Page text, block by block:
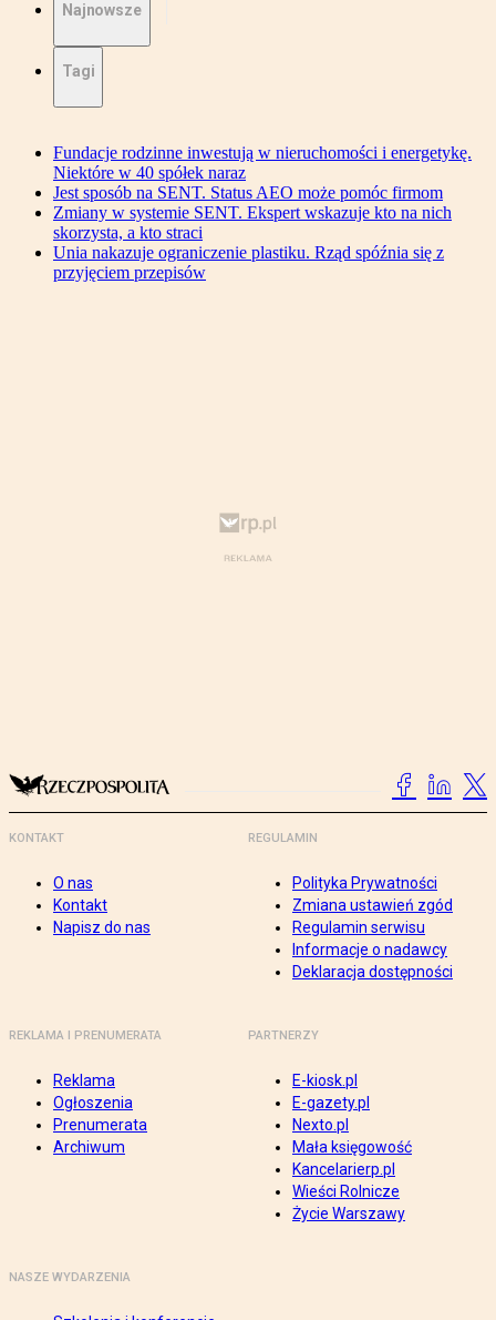
Najnowsze
Tagi
Fundacje rodzinne inwestują w nieruchomości i energetykę.
Niektóre w 40 spółek naraz
Jest sposób na SENT. Status AEO może pomóc firmom
Zmiany w systemie SENT. Ekspert wskazuje kto na nich
skorzysta, a kto straci
Unia nakazuje ograniczenie plastiku. Rząd spóźnia się z
przyjęciem przepisów
KONTAKT
O nas
Kontakt
Napisz do nas
REGULAMIN
Polityka Prywatności
Zmiana ustawień zgód
Regulamin serwisu
Informacje o nadawcy
Deklaracja dostępności
REKLAMA I PRENUMERATA
Reklama
Ogłoszenia
Prenumerata
Archiwum
PARTNERZY
E-kiosk.pl
E-gazety.pl
Nexto.pl
Mała księgowość
Kancelarierp.pl
Wieści Rolnicze
Życie Warszawy
NASZE WYDARZENIA